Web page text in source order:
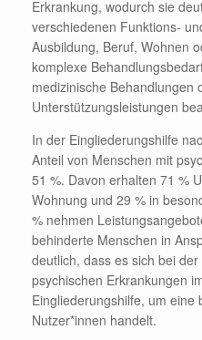
Erkrankung, wodurch sie
verschiedenen Funktions-
Ausbildung, Beruf, Wohnen
komplexe
medizinische Behandlungen
Unterstützungsleistungen
In der Eingliederungshilfe
Anteil von Menschen mit
51 %. Davon erhalten 71 %
Wohnung und 29 % in
% nehmen
behinderte Menschen in
deutlich, dass es sich bei
psychischen Erkrankungen
Eingliederungshilfe, um eine
Nutzer*innen handelt.